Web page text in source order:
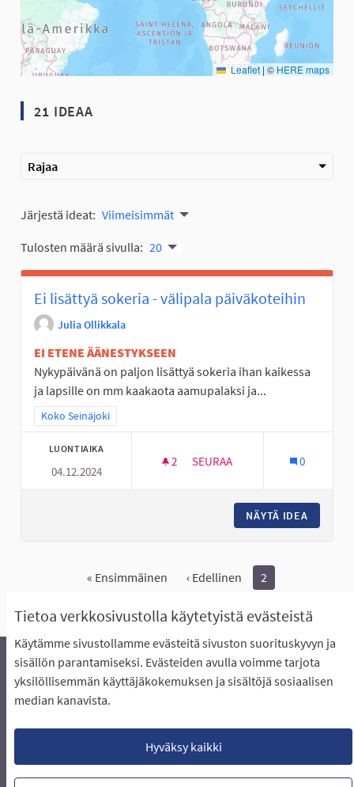
Tietoa verkkosivustolla käytetyistä evästeistä
Käytämme sivustollamme evästeitä sivuston suorituskyvyn ja
sisällön parantamiseksi. Evästeiden avulla voimme tarjota
yksilöllisemmän käyttäjäkokemuksen ja sisältöjä sosiaalisen
median kanavista.
Hyväksy kaikki
Leaflet | © HERE maps
21 IDEAA
Rajaa
Järjestä ideat: Viimeisimmät
Tulosten määrä sivulla: 20
Ei lisättyä sokeria - välipala päiväkoteihin
Julia Ollikkala
EI ETENE ÄÄNESTYKSEEN
Nykypäivänä on paljon lisättyä sokeria ihan kaikessa
ja lapsille on mm kaakaota aamupalaksi ja...
Rajaa tulokset teeman mukaan: Koko Seinäjoki
Koko Seinäjoki
LUONTIAIKA
04.12.2024
2 2 SEURAAJAA
SEURAA 0
NÄYTÄ IDEA
« Ensimmäinen ‹ Edellinen 2
Näytä kaikki peruutetut ideat
Äänestyksen pikaohjeet
Usein kysytyt kysymykset
Näin äänestät Asukasbudjetissa
Lataa avoimet datatiedostot
Evästeasetukset